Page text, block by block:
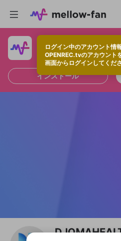
ログイン中のアカウント情
OPENREC.tvのアカウント
画面からログインしてくださ
快適に視聴するなら、アプ
インストール
すでにアカウントをお持ち
こちらからOPENREC.tv
パーソナルデ
限定コミュニ